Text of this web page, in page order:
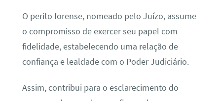
O perito forense, nomeado pelo Juízo, assume
o compromisso de exercer seu papel com
fidelidade, estabelecendo uma relação de
confiança e lealdade com o Poder Judiciário.
Assim, contribui para o esclarecimento do